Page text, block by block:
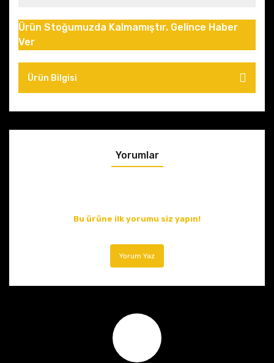
Ürün Stoğumuzda Kalmamıştır. Gelince Haber
Ver
Ürün Bilgisi
Yorumlar
Bu ürüne ilk yorumu siz yapın!
Yorum Yaz